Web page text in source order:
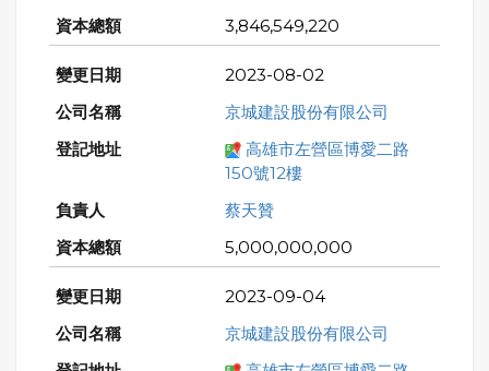
3,846,549,220
2023-08-02
京城建設股份有限公司
高雄市左營區博愛二路
150號12樓
蔡天贊
5,000,000,000
2023-09-04
京城建設股份有限公司